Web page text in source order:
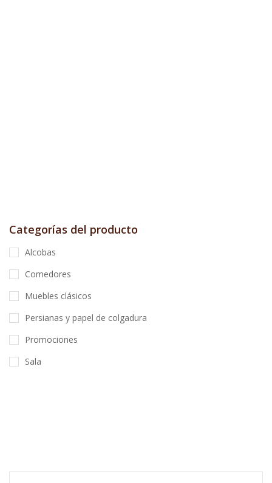
Categorías del producto
Alcobas
Comedores
Muebles clásicos
Persianas y papel de colgadura
Promociones
Sala